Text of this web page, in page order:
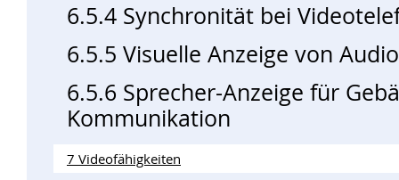
6.5.4 Synchronität bei
6.5.5 Visuelle Anzeige von
6.5.6 Sprecher-Anzeige für
Kommunikation
7 Videofähigkeiten